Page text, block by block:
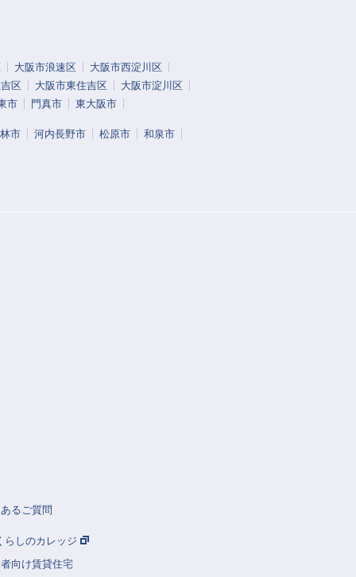
大阪市浪速区
大阪市西淀川区
区
大阪市東住吉区
大阪市淀川区
市
門真市 東大阪市
市 河内長野市 松原市 和泉市
るご質問
らしのカレッジ
向け賃貸住宅